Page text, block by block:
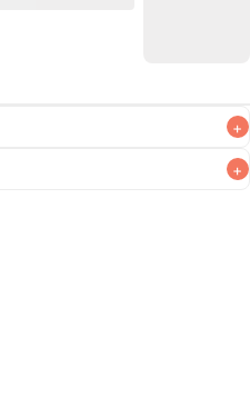
+
+
す。なるべくお早めにお召